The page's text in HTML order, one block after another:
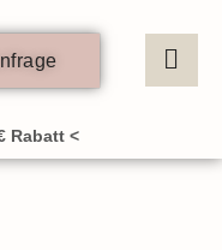
Rabatt <